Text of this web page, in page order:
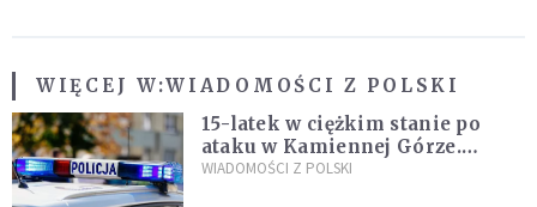
WIĘCEJ W:WIADOMOŚCI Z POLSKI
15-latek w ciężkim stanie po
ataku w Kamiennej Górze.
Policja zatrzymała dwóch
WIADOMOŚCI Z POLSKI